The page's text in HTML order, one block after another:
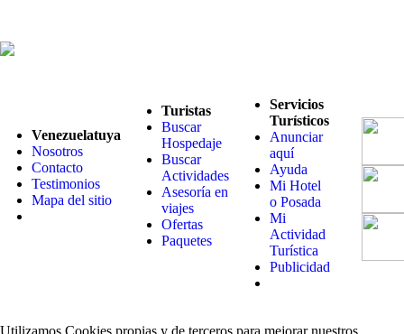
Venezuelatuya
Nosotros
Contacto
Testimonios
Mapa del sitio
Turistas
Buscar
Hospedaje
Buscar
Actividades
Asesoría en
viajes
Ofertas
Paquetes
Servicios
Turísticos
Anunciar
aquí
Ayuda
Mi Hotel
o Posada
Mi
Actividad
Turística
Publicidad
Utilizamos Cookies propias y de terceros para mejorar nuestros